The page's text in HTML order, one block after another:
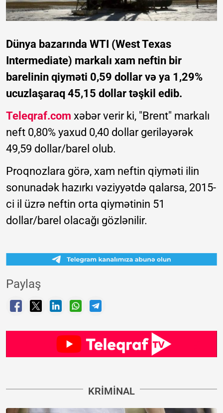
Dünya bazarında WTI (West Texas
Intermediate) markalı xam neftin bir
barelinin qiyməti 0,59 dollar və ya 1,29%
ucuzlaşaraq 45,15 dollar təşkil edib.
Teleqraf.com xəbər verir ki, "Brent" markalı
neft 0,80% yaxud 0,40 dollar geriləyərək
49,59 dollar/barel olub.
Proqnozlara görə, xam neftin qiyməti ilin
sonunadək hazırkı vəziyyətdə qalarsa, 2015-
ci il üzrə neftin orta qiymətinin 51
dollar/barel olacağı gözlənilir.
Paylaş
KRIMINAL